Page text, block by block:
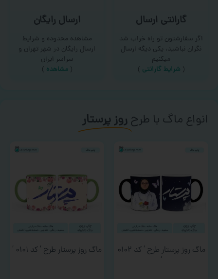
گارانتی ارسال
اگر سفارشتون تو راه خراب شد
نگران نباشید، یکی دیگه ارسال
میکنیم
( شرایط گارانتی )
ارسال رایگان
مشاهده محدوده و شرایط
ارسال رایگان در شهر تهران و
سراسر ایران
(مشاهده )
انواع ماگ با طرحروز پرستار
ماگ روز پرستار طرح ‘ کد ۰۱۰۲
‘
ماگ روز پرستار طرح ‘ کد ۰۱۰۱ ‘